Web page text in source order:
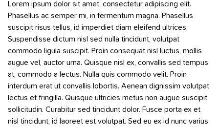
Lorem ipsum dolor sit amet, consectetur adipiscing elit.
Phasellus ac semper mi, in fermentum magna. Phasellus
suscipit risus tellus, id imperdiet diam eleifend ultrices.
Suspendisse dictum nisl sed nulla tincidunt, volutpat
commodo ligula suscipit. Proin consequat nisl luctus, mollis
augue vel, auctor urna. Quisque nisl ex, convallis sed tempus
at, commodo a lectus. Nulla quis commodo velit. Proin
interdum erat ut convallis lobortis. Aenean dignissim volutpat
lectus et fringilla. Quisque ultricies metus non augue suscipit
sollicitudin. Curabitur sed tincidunt dolor. Fusce porta ex et
nisl tincidunt, id laoreet est volutpat. Sed eu ex id nunc varius